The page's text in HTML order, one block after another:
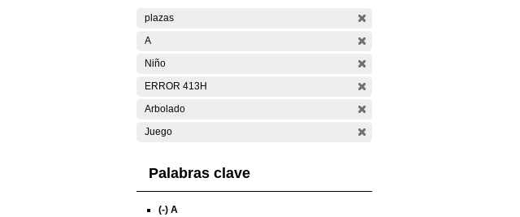
plazas
A
Niño
ERROR 413H
Arbolado
Juego
Palabras clave
(-) A